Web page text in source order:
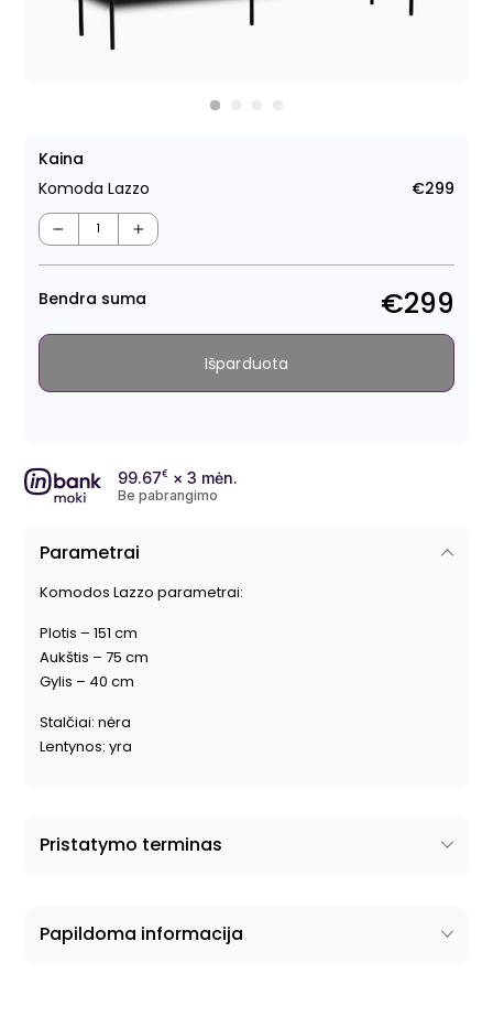
Kaina
Komoda Lazzo
€299
− +
Bendra suma €299
Išparduota
99.67€ × 3 mėn.
Be pabrangimo
Parametrai
Komodos Lazzo parametrai:
Plotis – 151 cm
Aukštis – 75 cm
Gylis – 40 cm
Stalčiai: nėra
Lentynos: yra
Pristatymo terminas
Papildoma informacija